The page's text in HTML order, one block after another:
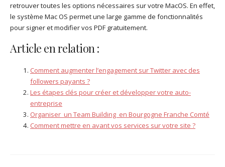
retrouver toutes les options nécessaires sur votre MacOS. En effet,
le système Mac OS permet une large gamme de fonctionnalités
pour signer et modifier vos PDF gratuitement.
Article en relation :
Comment augmenter l’engagement sur Twitter avec des
followers payants ?
Les étapes clés pour créer et développer votre auto-
entreprise
Organiser un Team Building en Bourgogne Franche Comté
Comment mettre en avant vos services sur votre site ?